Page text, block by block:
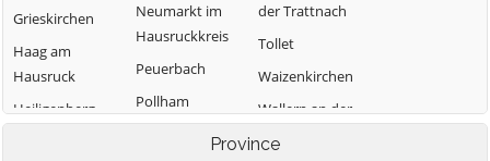
Grieskirchen
Haag am
Hausruck
Heiligenberg
Neumarkt im
Hausruckkreis
Peuerbach
Pollham
der Trattnach
Tollet
Waizenkirchen
Wallern an der
Province